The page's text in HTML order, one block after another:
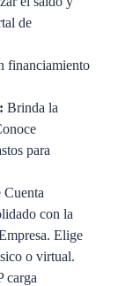
de
financiamiento
Brinda la
para
Cuenta
con la
Elige
o virtual.
carga